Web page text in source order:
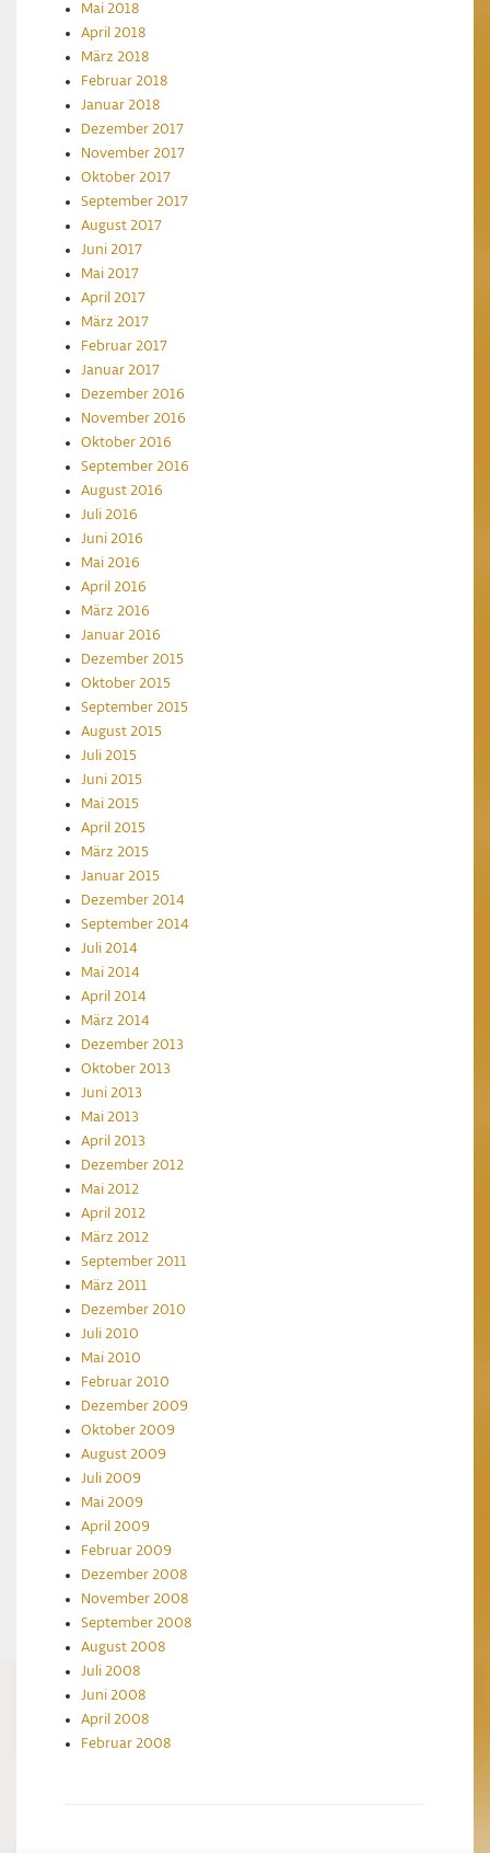
Mai 2018
April 2018
März 2018
Februar 2018
Januar 2018
Dezember 2017
November 2017
Oktober 2017
September 2017
August 2017
Juni 2017
Mai 2017
April 2017
März 2017
Februar 2017
Januar 2017
Dezember 2016
November 2016
Oktober 2016
September 2016
August 2016
Juli 2016
Juni 2016
Mai 2016
April 2016
März 2016
Januar 2016
Dezember 2015
Oktober 2015
September 2015
August 2015
Juli 2015
Juni 2015
Mai 2015
April 2015
März 2015
Januar 2015
Dezember 2014
September 2014
Juli 2014
Mai 2014
April 2014
März 2014
Dezember 2013
Oktober 2013
Juni 2013
Mai 2013
April 2013
Dezember 2012
Mai 2012
April 2012
März 2012
September 2011
März 2011
Dezember 2010
Juli 2010
Mai 2010
Februar 2010
Dezember 2009
Oktober 2009
August 2009
Juli 2009
Mai 2009
April 2009
Februar 2009
Dezember 2008
November 2008
September 2008
August 2008
Juli 2008
Juni 2008
April 2008
Februar 2008